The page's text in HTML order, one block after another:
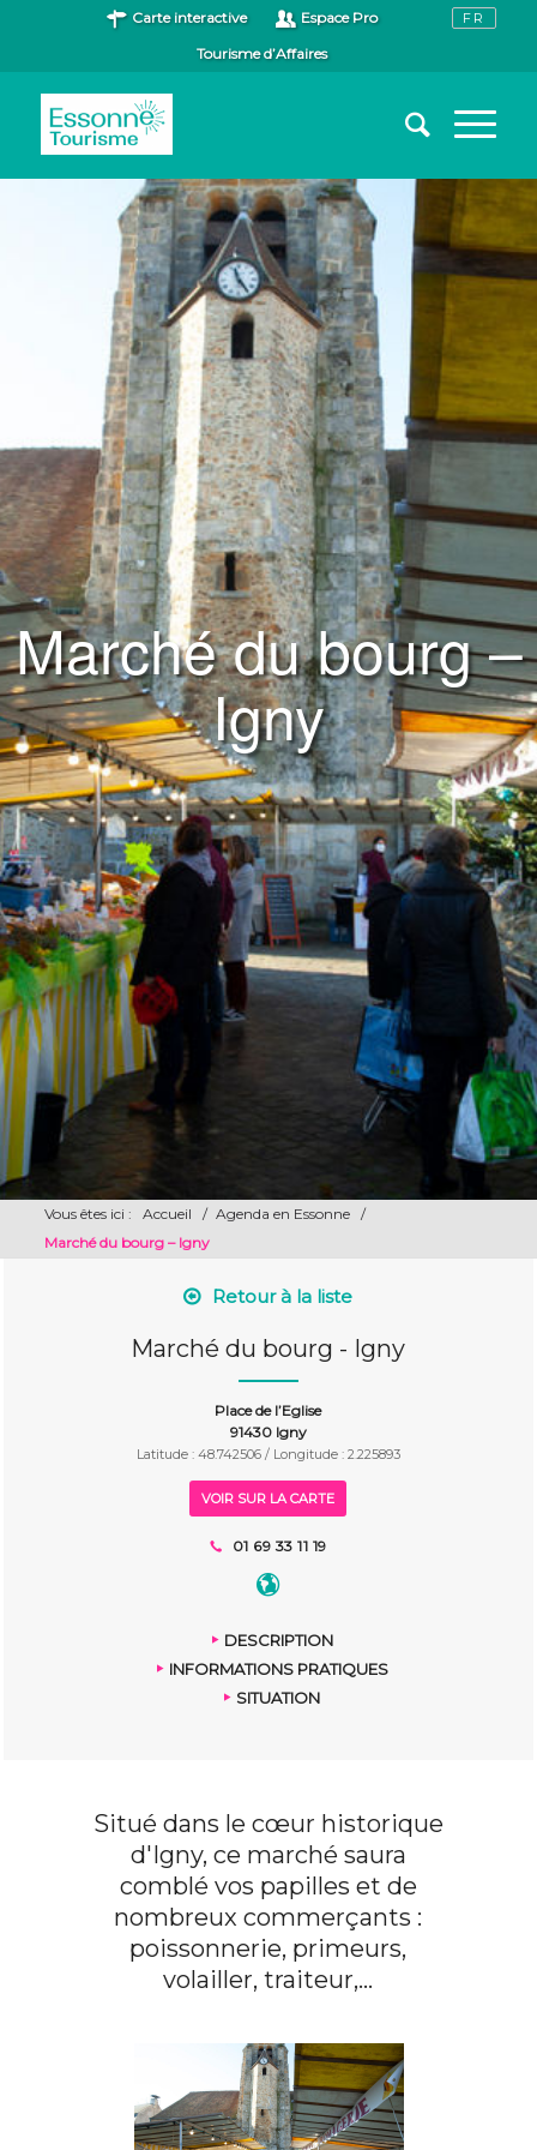
Carte interactive
Espace Pro
Tourisme d’Affaires
Marché du bourg –
Igny
Vous êtes ici : Accueil / Agenda en Essonne
/
Marché du bourg – Igny
Retour à la liste
Marché du bourg - Igny
Place de l’Eglise
91430 Igny
Latitude : 48.742506 / Longitude : 2.225893
VOIR SUR LA CARTE
01 69 33 11 19
DESCRIPTION
INFORMATIONS PRATIQUES
SITUATION
Situé dans le cœur historique
d'Igny, ce marché saura
comblé vos papilles et de
nombreux commerçants :
poissonnerie, primeurs,
volailler, traiteur,...